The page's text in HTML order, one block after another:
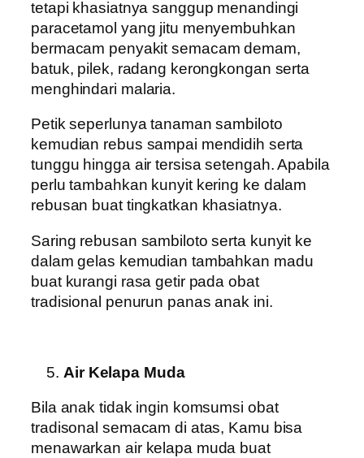
tetapi khasiatnya sanggup menandingi
paracetamol yang jitu menyembuhkan
bermacam penyakit semacam demam,
batuk, pilek, radang kerongkongan serta
menghindari malaria.
Petik seperlunya tanaman sambiloto
kemudian rebus sampai mendidih serta
tunggu hingga air tersisa setengah. Apabila
perlu tambahkan kunyit kering ke dalam
rebusan buat tingkatkan khasiatnya.
Saring rebusan sambiloto serta kunyit ke
dalam gelas kemudian tambahkan madu
buat kurangi rasa getir pada obat
tradisional penurun panas anak ini.
Air Kelapa Muda
Bila anak tidak ingin komsumsi obat
tradisonal semacam di atas, Kamu bisa
menawarkan air kelapa muda buat